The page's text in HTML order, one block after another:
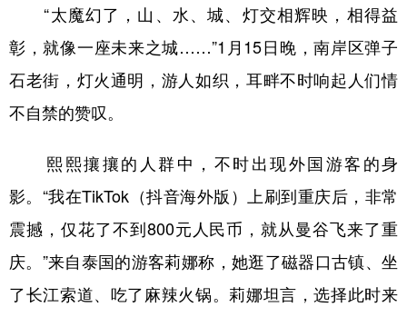
“太魔幻了，山、水、城、灯交相辉映，相得益
彰，就像一座未来之城……”1月15日晚，南岸区弹子
石老街，灯火通明，游人如织，耳畔不时响起人们情
不自禁的赞叹。
熙熙攘攘的人群中，不时出现外国游客的身
影。“我在TikTok（抖音海外版）上刷到重庆后，非常
震撼，仅花了不到800元人民币，就从曼谷飞来了重
庆。”来自泰国的游客莉娜称，她逛了磁器口古镇、坐
了长江索道、吃了麻辣火锅。莉娜坦言，选择此时来